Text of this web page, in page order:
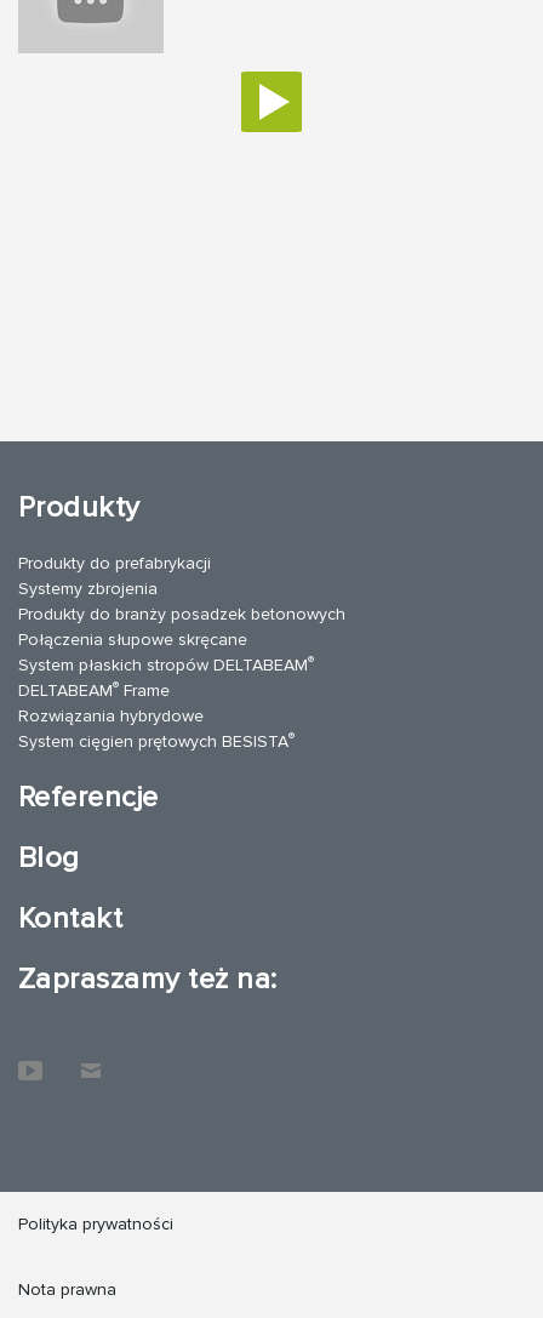
Produkty
Produkty do prefabrykacji
Systemy zbrojenia
Produkty do branży posadzek betonowych
Połączenia słupowe skręcane
System płaskich stropów DELTABEAM®
DELTABEAM® Frame
Rozwiązania hybrydowe
System cięgien prętowych BESISTA®
Referencje
Blog
Kontakt
Zapraszamy też na:
Polityka prywatności
Nota prawna